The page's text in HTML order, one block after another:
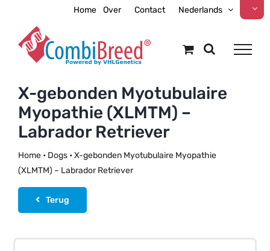
inhoud
Home Over Contact Nederlands
X-gebonden Myotubulaire
Myopathie (XLMTM) –
Labrador Retriever
Home• Dogs• X-gebonden Myotubulaire Myopathie
(XLMTM) – Labrador Retriever
Terug